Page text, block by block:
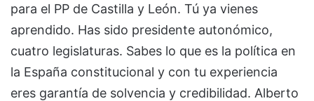
para el PP de Castilla y León. Tú ya vienes
aprendido. Has sido presidente autonómico,
cuatro legislaturas. Sabes lo que es la política en
la España constitucional y con tu experiencia
eres garantía de solvencia y credibilidad. Alberto